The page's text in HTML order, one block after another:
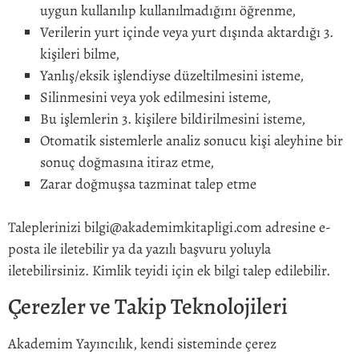
uygun kullanılıp kullanılmadığını öğrenme,
Verilerin yurt içinde veya yurt dışında aktardığı 3.
kişileri bilme,
Yanlış/eksik işlendiyse düzeltilmesini isteme,
Silinmesini veya yok edilmesini isteme,
Bu işlemlerin 3. kişilere bildirilmesini isteme,
Otomatik sistemlerle analiz sonucu kişi aleyhine bir
sonuç doğmasına itiraz etme,
Zarar doğmuşsa tazminat talep etme
Taleplerinizibilgi@akademimkitapligi.comadresine e-
posta ile iletebilir ya da yazılı başvuru yoluyla
iletebilirsiniz. Kimlik teyidi için ek bilgi talep edilebilir.
Çerezler ve Takip Teknolojileri
Akademim Yayıncılık, kendi sisteminde çerez